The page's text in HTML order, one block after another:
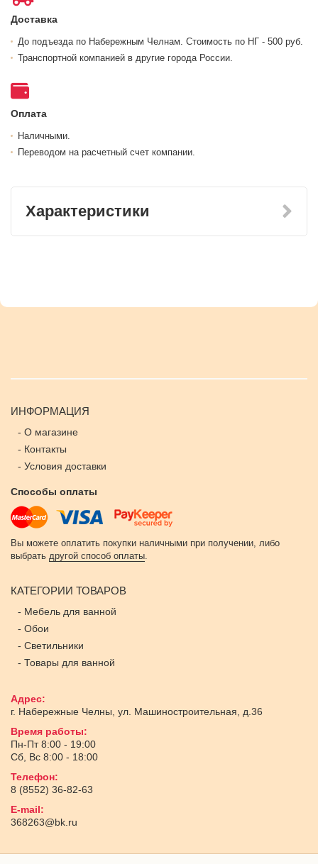
Доставка
До подъезда по Набережным Челнам. Стоимость по НГ - 500 руб.
Транспортной компанией в другие города России.
Оплата
Наличными.
Переводом на расчетный счет компании.
Характеристики
ИНФОРМАЦИЯ
- О магазине
- Контакты
- Условия доставки
Способы оплаты
Вы можете оплатить покупки наличными при получении, либо
выбрать другой способ оплаты.
КАТЕГОРИИ ТОВАРОВ
- Мебель для ванной
- Обои
- Светильники
- Товары для ванной
Адрес:
г. Набережные Челны ул. Машиностроительная, д.36
Время работы:
Пн-Пт 8:00 - 19:00
Сб, Вс 8:00 - 18:00
Телефон:
8 (8552) 36-82-63
E-mail:
368263@bk.ru